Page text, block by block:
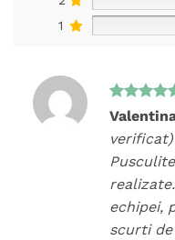
1
Evaluat la
verificat)
echipei,
scurti